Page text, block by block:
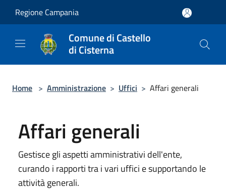
Regione Campania
Comune di Castello
di Cisterna
Home > Amministrazione > Uffici > Affari generali
Affari generali
Gestisce gli aspetti amministrativi dell'ente,
curando i rapporti tra i vari uffici e supportando le
attività generali.